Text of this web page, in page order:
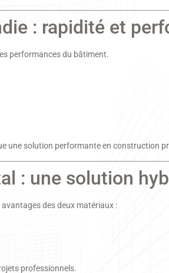
: rapidité et
performances du bâtiment.
une solution performante en construction
: une solution
des deux matériaux :
professionnels.